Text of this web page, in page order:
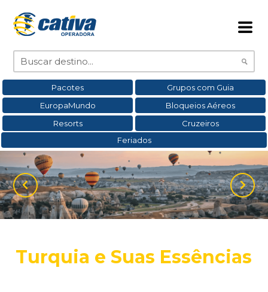
Pacotes
Grupos com Guia
EuropaMundo
Bloqueios Aéreos
Resorts
Cruzeiros
Feriados
Turquia e Suas Essências